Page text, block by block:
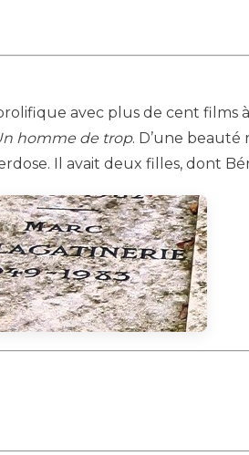
avec plus de cent films
homme de trop. D’une beauté
Il avait deux filles, dont